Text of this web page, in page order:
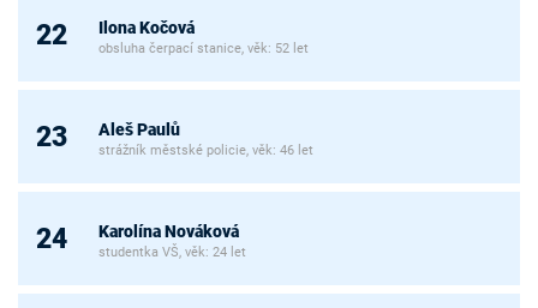
22 Ilona Kočová
obsluha čerpací stanice, věk: 52 let
23 Aleš Paulů
strážník městské policie, věk: 46 let
24 Karolína Nováková
studentka VŠ, věk: 24 let